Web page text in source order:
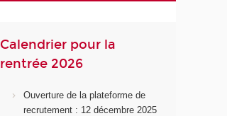
Calendrier pour la
rentrée 2026
Ouverture de la plateforme de
recrutement : 12 décembre 2025